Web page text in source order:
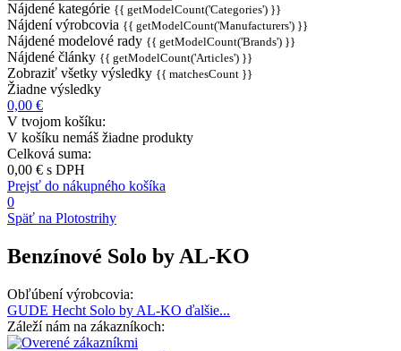
Nájdené kategórie {{ getModelCount('Categories') }}
Nájdení výrobcovia {{ getModelCount('Manufacturers') }}
Nájdené modelové rady {{ getModelCount('Brands') }}
Nájdené články {{ getModelCount('Articles') }}
Zobraziť všetky výsledky {{ matchesCount }}
Žiadne výsledky
0,00 €
V tvojom košíku:
V košíku nemáš žiadne produkty
Celková suma:
0,00 € s DPH
Prejsť do nákupného košíka
0
Späť na Plotostrihy
Benzínové Solo by AL-KO
Obľúbení výrobcovia:
GUDE Hecht Solo by AL-KO ďalšie...
Záleží nám na zákazníkoch: